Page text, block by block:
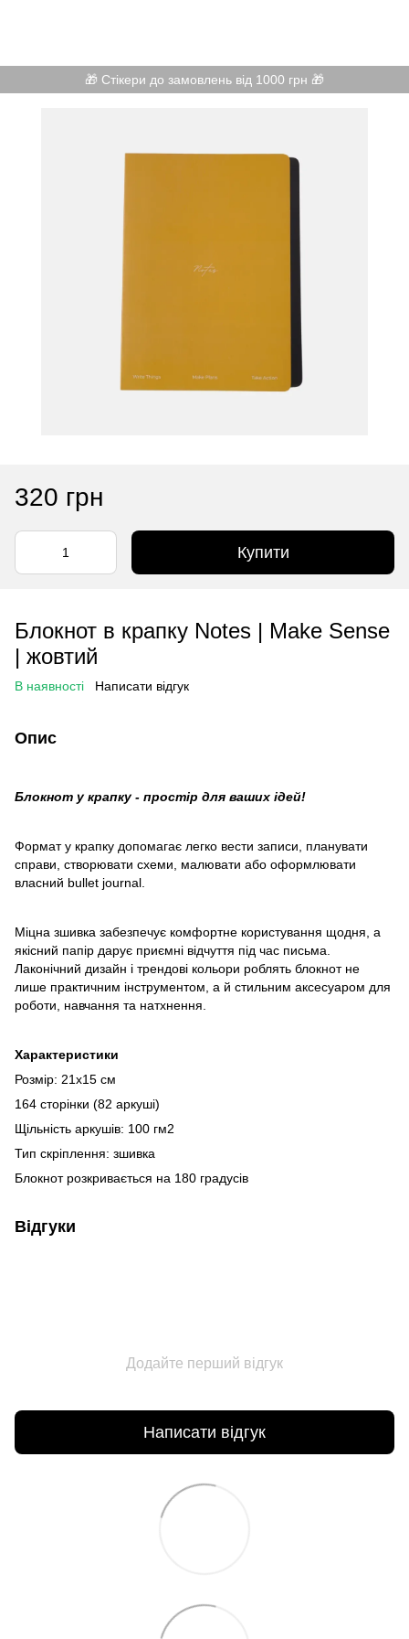
🎁 Стікери до замовлень від 1000 грн 🎁
320 грн
Купити
Блокнот в крапку Notes | Make Sense
| жовтий
В наявності Написати відгук
Опис
Блокнот у крапку - простір для ваших ідей!
Формат у крапку допомагає легко вести записи, планувати
справи, створювати схеми, малювати або оформлювати
власний bullet journal.
Міцна зшивка забезпечує комфортне користування щодня, а
якісний папір дарує приємні відчуття під час письма.
Лаконічний дизайн і трендові кольори роблять блокнот не
лише практичним інструментом, а й стильним аксесуаром для
роботи, навчання та натхнення.
Характеристики
Розмір: 21х15 см
164 сторінки (82 аркуші)
Щільність аркушів: 100 гм2
Тип скріплення: зшивка
Блокнот розкривається на 180 градусів
Відгуки
Додайте перший відгук
Написати відгук